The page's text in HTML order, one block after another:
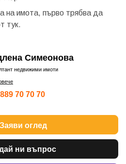
на имота, първо трябва да
тук.
Симеонова
недвижими имоти
70 70 70
Заяви оглед
ни въпрос